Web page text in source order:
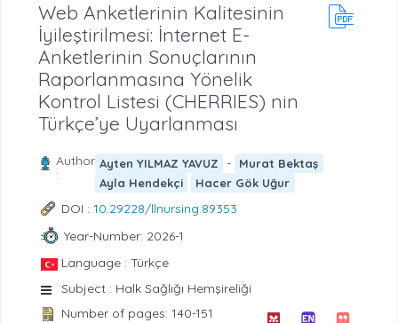
Web Anketlerinin Kalitesinin
İyileştirilmesi: İnternet E-
Anketlerinin Sonuçlarının
Raporlanmasına Yönelik
Kontrol Listesi (CHERRIES) nin
Türkçe’ye Uyarlanması
Author
:
Ayten YILMAZ YAVUZ -
Murat Bektaş
Ayla Hendekçi
Hacer Gök Uğur
DOI : 10.29228/llnursing.89353
Year-Number: 2026-1
Language : Türkçe
Subject : Halk Sağlığı Hemşireliği
Number of pages: 140-151